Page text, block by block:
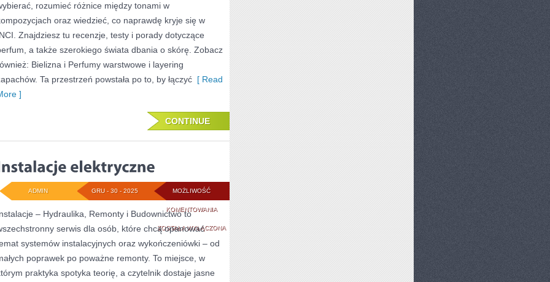
rozumieć różnice między tonami w
oraz wiedzieć, co naprawdę kryje się w
Znajdziesz tu recenzje, testy i porady dotyczące
a także szerokiego świata dbania o skórę. Zobacz
Bielizna i Perfumy warstwowe i layering
Ta przestrzeń powstała po to, by łączyć [ Read
]
CONTINUE
MOŻLIWOŚĆ
KOMENTOWANIAINSTALACJE
ELEKTRYCZNE
ZOSTAŁA WYŁĄCZONA
GRU - 30 - 2025
ADMIN
– Hydraulika, Remonty i Budownictwo to
serwis dla osób, które chcą opanować
systemów instalacyjnych oraz wykończeniówki – od
poprawek po poważne remonty. To miejsce, w
praktyka spotyka teorię, a czytelnik dostaje jasne